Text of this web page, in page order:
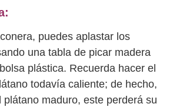
puedes aplastar los
una tabla de picar madera
plástica. Recuerda hacer el
todavía caliente; de hecho,
plátano maduro, este perderá su